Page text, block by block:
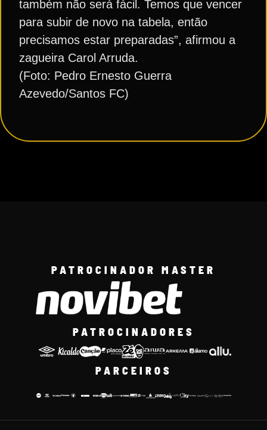
também não será fácil. Temos que vencer
para subir de novo na tabela, então
precisamos estar preparadas”, afirmou a
zagueira Carol Arruda.
(Foto: Pedro Ernesto Guerra
Azevedo/Santos FC)
PATROCINADOR MASTER
PATROCINADORES
PARCEIROS